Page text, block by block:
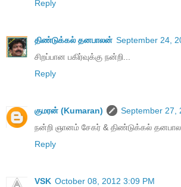
Reply
திண்டுக்கல் தனபாலன் September 24,
சிறப்பான பகிர்வுக்கு நன்றி...
Reply
குமரன் (Kumaran)
September 27,
நன்றி ஞானம் சேகர் & திண்டுக்கல்
Reply
VSK October 08, 2012 3:09 PM